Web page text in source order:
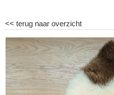
<< terug naar overzicht